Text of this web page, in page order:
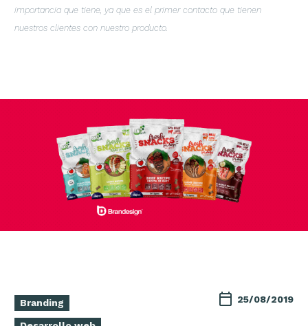
importancia que tiene, ya que es el primer contacto que tienen
nuestros clientes con nuestro producto.
Branding 25/08/2019